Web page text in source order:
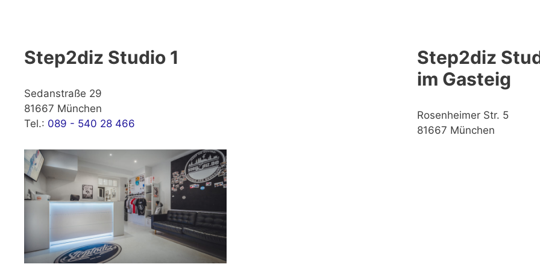
Step2diz Studio 1
Sedanstraße 29
81667 München
Tel.: 089 - 540 28 466
Step2diz
im Gasteig
Rosenheimer Str. 5
81667 München